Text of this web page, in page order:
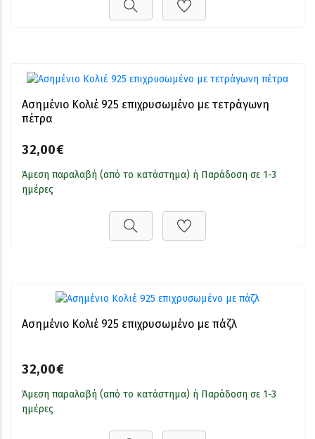
Ασημένιο Κολιέ 925 επιχρυσωμένο με τετράγωνη
πέτρα
32,00€
Άμεση παραλαβή (από το κατάστημα) ή Παράδοση σε 1-3
ημέρες
Ασημένιο Κολιέ 925 επιχρυσωμένο με πάζλ
32,00€
Άμεση παραλαβή (από το κατάστημα) ή Παράδοση σε 1-3
ημέρες